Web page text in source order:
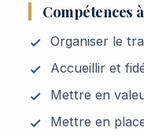
Compétences
Organiser le
Accueillir et
Mettre en
Mettre en